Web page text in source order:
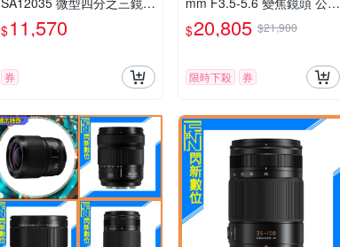
LUMIX G X VARIO 12-35m
m 相機
$11,570
券
貨 S-R2060
$20,805 $21,900
限時下殺 券